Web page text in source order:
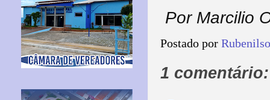
Por Marcilio
Postado por
1 comentário: